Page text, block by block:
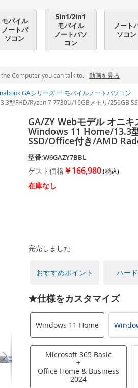
モバイル
ノートパ
ソコン
5in1/2in1
モバイル
ノートパソ
コン
ノート
ソコン
Computer you can talk to. 動画を見る
GAシリーズ ー モバイルノートパソコン
型FHD/Ryzen 7 7730U/16GBメモリ/256GB
GA/ZY Webモデル オニ
Windows 11 Home/13.3
SSD/Office付き/AMD
型番:W6GAZY7BBL
ゲスト価格 ￥166,980
在庫なし
完売しました
おすすめポイント ハー
★仕様をカスタマイズ
Windows 11 Home
Microsoft 365 Basic
+
Office Home & Business
2024